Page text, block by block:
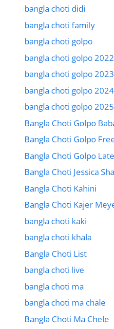
bangla choti didi
bangla choti family
bangla choti golpo
bangla choti golpo 2022
bangla choti golpo 2023
bangla choti golpo 2024
bangla choti golpo 2025
Bangla Choti Golpo
Bangla Choti Golpo
Bangla Choti Golpo
Bangla Choti Jessica
Bangla Choti Kahini
Bangla Choti Kajer
bangla choti kaki
bangla choti khala
Bangla Choti List
bangla choti live
bangla choti ma
bangla choti ma chale
Bangla Choti Ma Chele